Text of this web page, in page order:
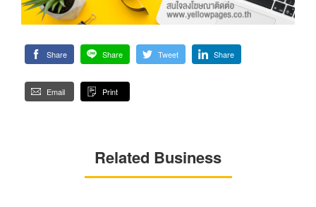
Share Share Tweet Share
Email Print
Related Business